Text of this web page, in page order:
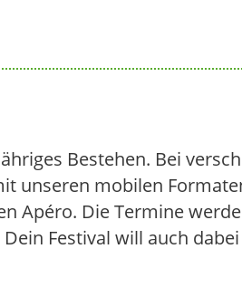
Bestehen. Bei
unseren mobilen
Apéro. Die Termine
Festival will auch